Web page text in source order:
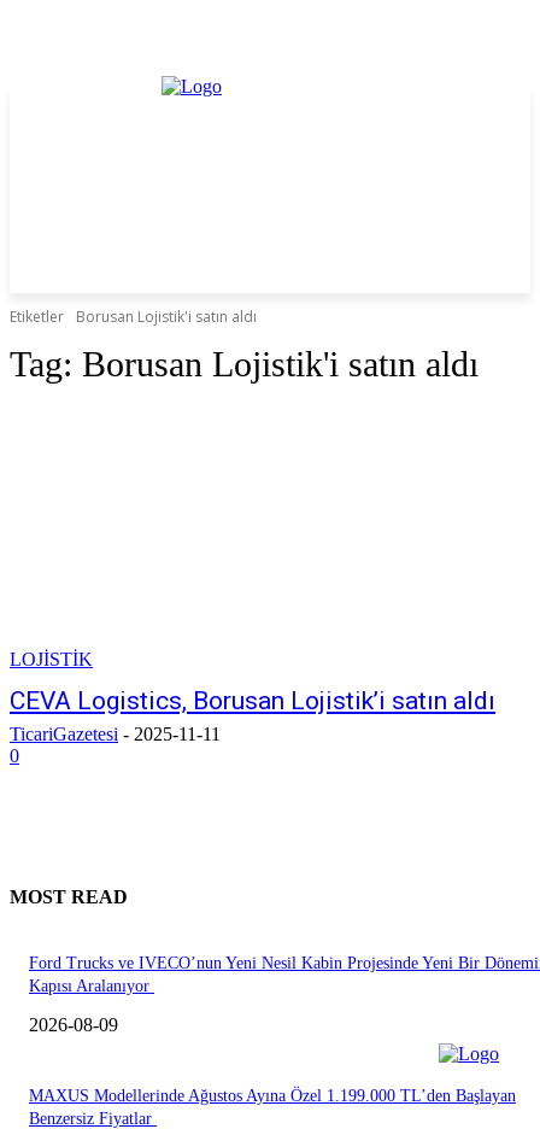
Etiketler Borusan Lojistik'i satın aldı
Tag: Borusan Lojistik'i satın aldı
LOJİSTİK
CEVA Logistics, Borusan Lojistik’i satın aldı
TicariGazetesi - 2025-11-11
0
MOST READ
Ford Trucks ve IVECO’nun Yeni Nesil Kabin Projesinde Yeni Bir
Kapısı Aralanıyor
2026-08-09
MAXUS Modellerinde Ağustos Ayına Özel 1.199.000 TL’den Başlayan
Benzersiz Fiyatlar